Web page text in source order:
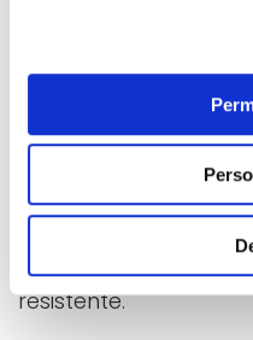
Otro producto
superficie para
luminaria
preparada para
exterior como de
gama de potencias
estética minimalista
luminaria fabricada
resistente.